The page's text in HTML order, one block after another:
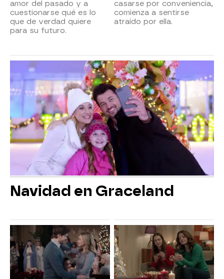
amor del pasado y a
cuestionarse qué es lo
que de verdad quiere
para su futuro.
casarse por conveniencia,
comienza a sentirse
atraído por ella.
Navidad en Graceland